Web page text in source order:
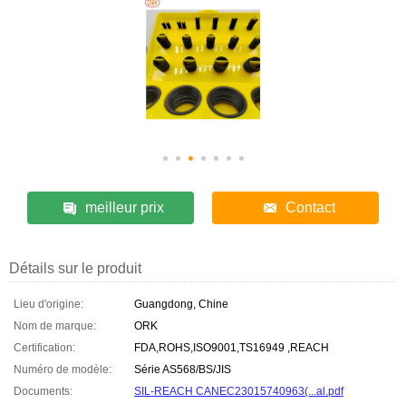
meilleur prix Contact
Détails sur le produit
Lieu d'origine:
Guangdong, Chine
Nom de marque:
ORK
Certification:
FDA,ROHS,ISO9001,TS16949 ,REACH
Numéro de modèle:
Série AS568/BS/JIS
Documents:
SIL-REACH CANEC23015740963(...al.pdf